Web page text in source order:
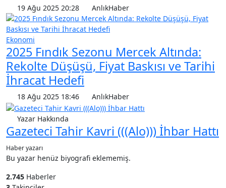
19 Ağu 2025 20:28 AnlıkHaber
Ekonomi
2025 Fındık Sezonu Mercek Altında:
Rekolte Düşüşü, Fiyat Baskısı ve Tarihi
İhracat Hedefi
18 Ağu 2025 18:46 AnlıkHaber
Yazar Hakkında
Gazeteci Tahir Kavri (((Alo))) İhbar Hattı
Haber yazarı
Bu yazar henüz biyografi eklememiş.
2.745 Haberler